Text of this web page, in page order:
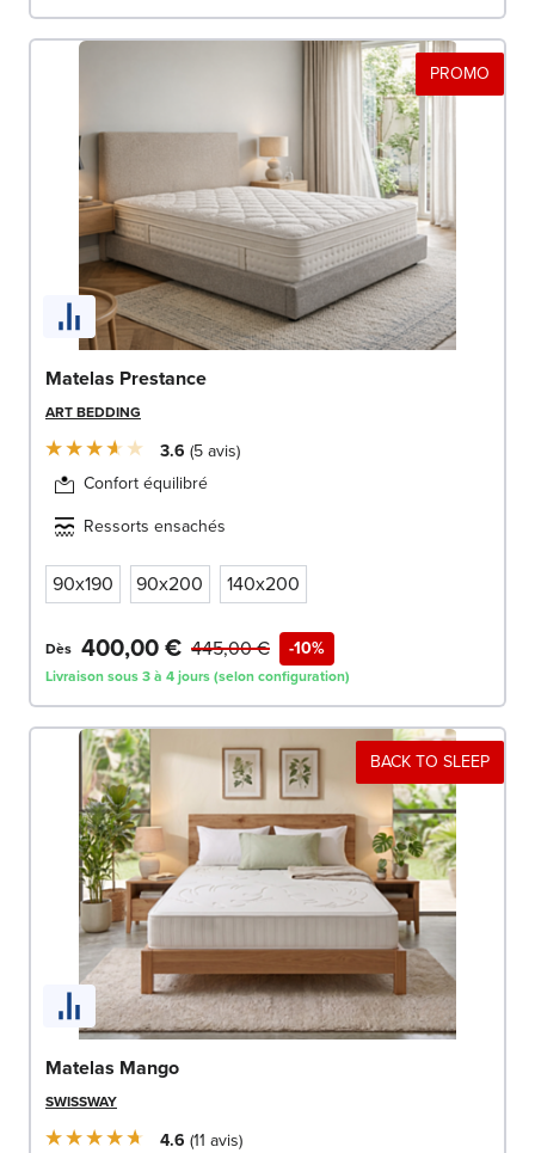
PROMO
Matelas Prestance
ART BEDDING
3.6 5avis
Confort équilibré
Ressorts ensachés
90x190 90x200 140x200
Dès 400,00 € -10%
445,00 €
Livraison sous 3 à 4 jours (selon configuration)
BACK TO SLEEP
Matelas Mango
SWISSWAY
4.6 11 avis